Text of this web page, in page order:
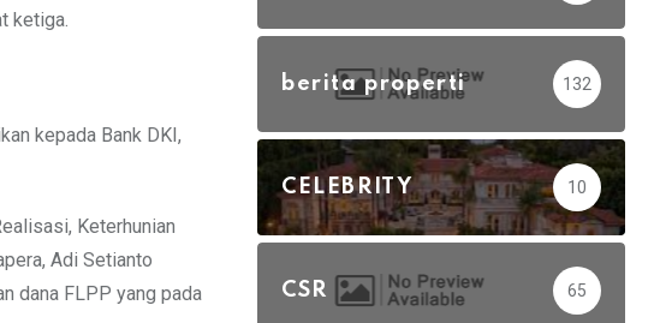
ketiga.
kepada Bank DKI,
Keterhunian
Adi Setianto
dana FLPP yang pada
berita properti 132
CELEBRITY 10
CSR 65